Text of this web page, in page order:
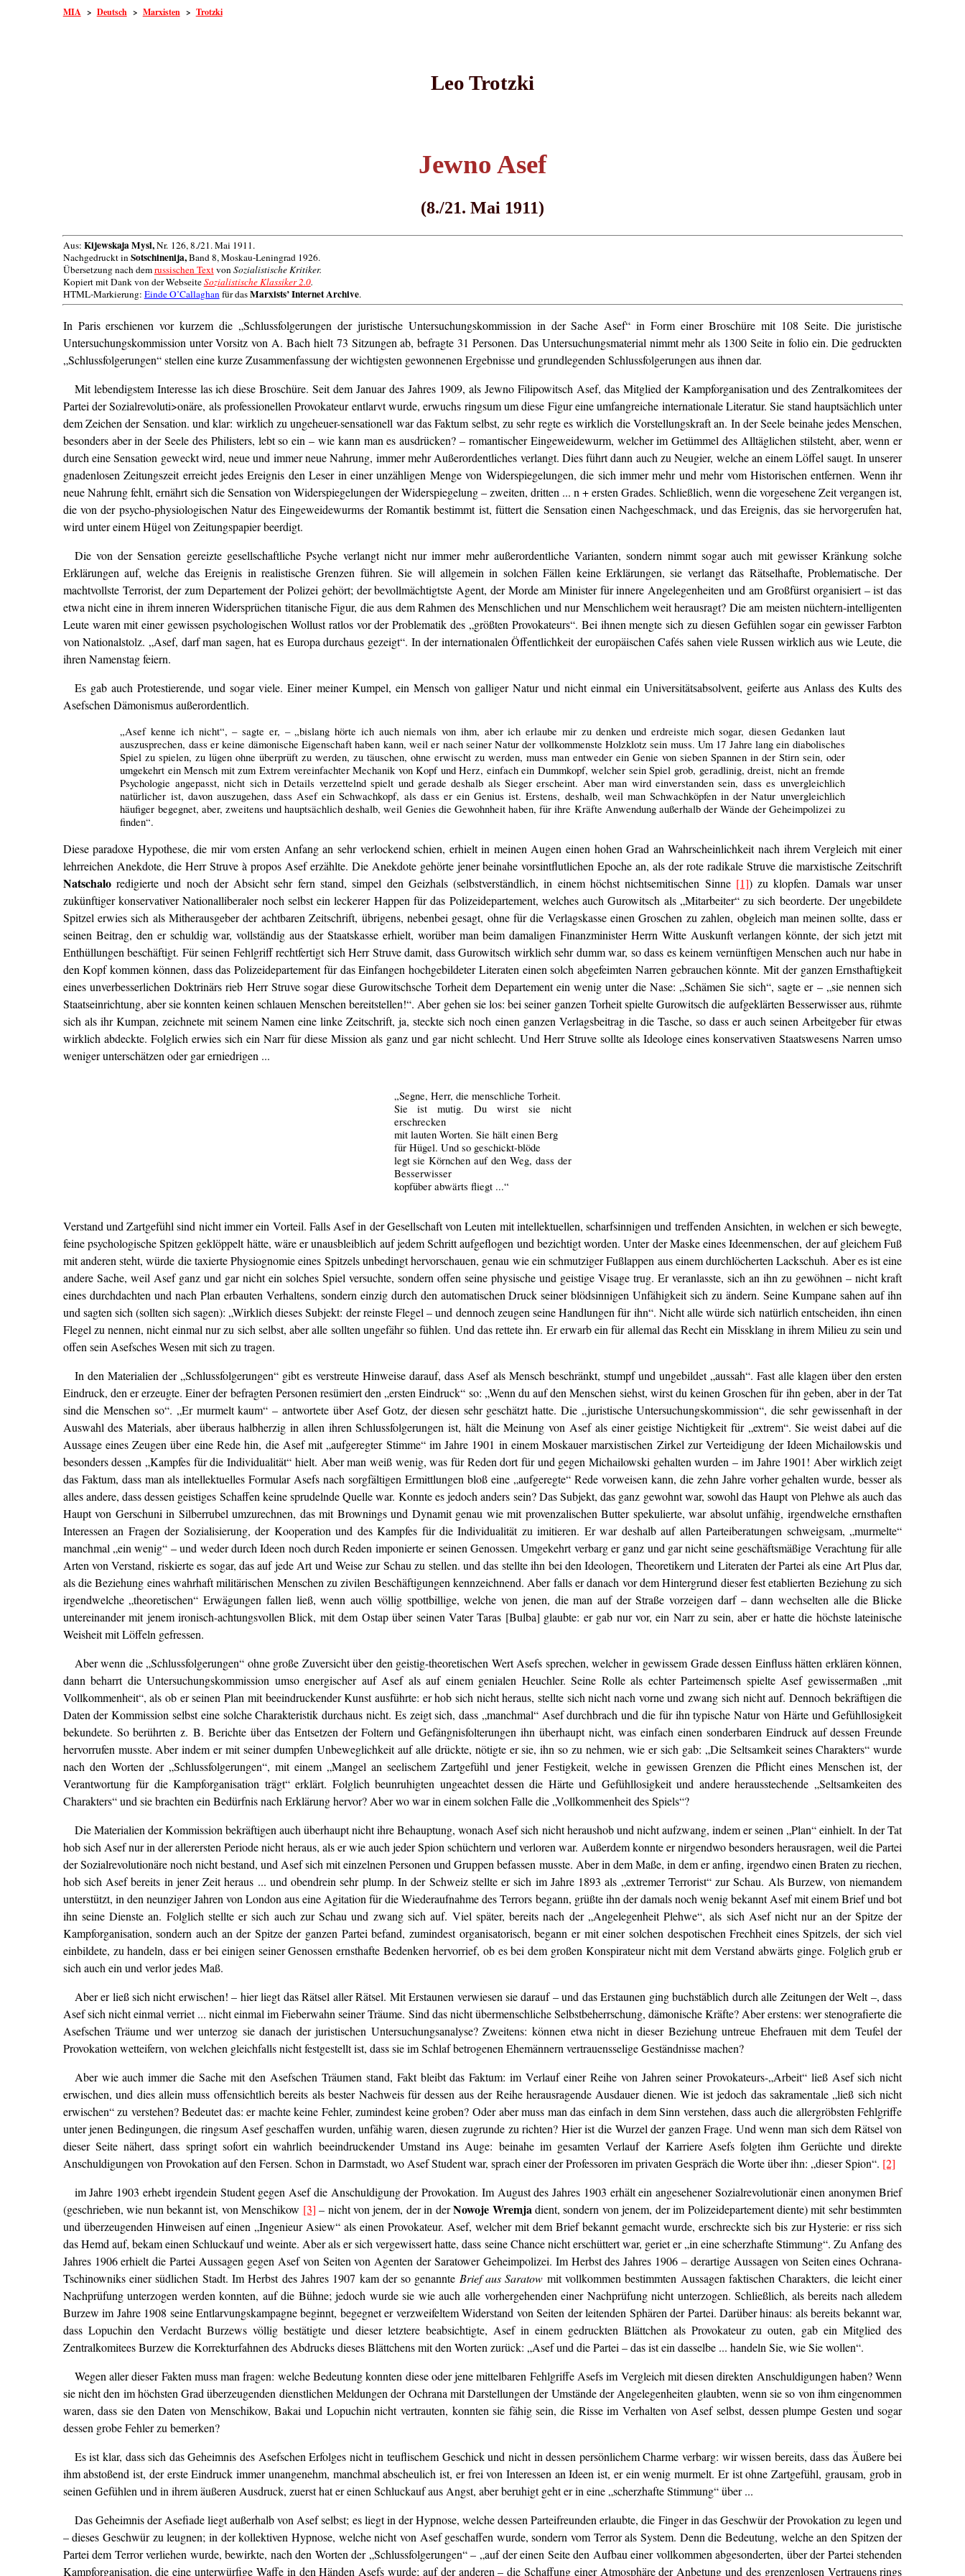
MIA > Deutsch> Marxisten> Trotzki
Leo Trotzki
Jewno Asef
(8./21. Mai 1911)
Aus: Kijewskaja Mysl,Nr. 126, 8./21. Mai 1911.
Nachgedruckt inSotschinenija,Band 8, Moskau-Leningrad 1926.
Übersetzung nach demrussischen TextvonSozialistische Kritiker.
Kopiert mit Dank von der WebseiteSozialistische Klassiker 2.0.
HTML-Markierung: Einde O’Callaghanfür dasMarxists’ Internet Archive.
In Paris erschienen vor kurzem die „Schlussfolgerungen der juristische Untersuchungskommission in der Sache Asef“ in Form einer Broschüre mit 108 Seite. Die juristische
Untersuchungskommission unter Vorsitz von A. Bach hielt 73 Sitzungen ab, befragte 31 Personen. Das Untersuchungsmaterial nimmt mehr als 1300 Seite in folio ein. Die gedruckten
„Schlussfolgerungen“ stellen eine kurze Zusammenfassung der wichtigsten gewonnenen Ergebnisse und grundlegenden Schlussfolgerungen aus ihnen dar.
Mit lebendigstem Interesse las ich diese Broschüre. Seit dem Januar des Jahres 1909, als Jewno Filipowitsch Asef, das Mitglied der Kampforganisation und des Zentralkomitees der
Partei der Sozialrevoluti>onäre, als professionellen Provokateur entlarvt wurde, erwuchs ringsum um diese Figur eine umfangreiche internationale Literatur. Sie stand hauptsächlich unter
dem Zeichen der Sensation. und klar: wirklich zu ungeheuer-sensationell war das Faktum selbst, zu sehr regte es wirklich die Vorstellungskraft an. In der Seele beinahe jedes Menschen,
besonders aber in der Seele des Philisters, lebt so ein – wie kann man es ausdrücken? – romantischer Eingeweidewurm, welcher im Getümmel des Alltäglichen stilsteht, aber, wenn er
durch eine Sensation geweckt wird, neue und immer neue Nahrung, immer mehr Außerordentliches verlangt. Dies führt dann auch zu Neugier, welche an einem Löffel saugt. In unserer
gnadenlosen Zeitungszeit erreicht jedes Ereignis den Leser in einer unzähligen Menge von Widerspiegelungen, die sich immer mehr und mehr vom Historischen entfernen. Wenn ihr
neue Nahrung fehlt, ernährt sich die Sensation von Widerspiegelungen der Widerspiegelung – zweiten, dritten ... n + ersten Grades. Schließlich, wenn die vorgesehene Zeit vergangen ist,
die von der psycho-physiologischen Natur des Eingeweidewurms der Romantik bestimmt ist, füttert die Sensation einen Nachgeschmack, und das Ereignis, das sie hervorgerufen hat,
wird unter einem Hügel von Zeitungspapier beerdigt.
Die von der Sensation gereizte gesellschaftliche Psyche verlangt nicht nur immer mehr außerordentliche Varianten, sondern nimmt sogar auch mit gewisser Kränkung solche
Erklärungen auf, welche das Ereignis in realistische Grenzen führen. Sie will allgemein in solchen Fällen keine Erklärungen, sie verlangt das Rätselhafte, Problematische. Der
machtvollste Terrorist, der zum Departement der Polizei gehört; der bevollmächtigtste Agent, der Morde am Minister für innere Angelegenheiten und am Großfürst organisiert – ist das
etwa nicht eine in ihrem inneren Widersprüchen titanische Figur, die aus dem Rahmen des Menschlichen und nur Menschlichem weit herausragt? Die am meisten nüchtern-intelligenten
Leute waren mit einer gewissen psychologischen Wollust ratlos vor der Problematik des „größten Provokateurs“. Bei ihnen mengte sich zu diesen Gefühlen sogar ein gewisser Farbton
von Nationalstolz. „Asef, darf man sagen, hat es Europa durchaus gezeigt“. In der internationalen Öffentlichkeit der europäischen Cafés sahen viele Russen wirklich aus wie Leute, die
ihren Namenstag feiern.
Es gab auch Protestierende, und sogar viele. Einer meiner Kumpel, ein Mensch von galliger Natur und nicht einmal ein Universitätsabsolvent, geiferte aus Anlass des Kults des
Asefschen Dämonismus außerordentlich.
„Asef kenne ich nicht“, – sagte er, – „bislang hörte ich auch niemals von ihm, aber ich erlaube mir zu denken und erdreiste mich sogar, diesen Gedanken laut
auszusprechen, dass er keine dämonische Eigenschaft haben kann, weil er nach seiner Natur der vollkommenste Holzklotz sein muss. Um 17 Jahre lang ein diabolisches
Spiel zu spielen, zu lügen ohne überprüft zu werden, zu täuschen, ohne erwischt zu werden, muss man entweder ein Genie von sieben Spannen in der Stirn sein, oder
umgekehrt ein Mensch mit zum Extrem vereinfachter Mechanik von Kopf und Herz, einfach ein Dummkopf, welcher sein Spiel grob, geradlinig, dreist, nicht an fremde
Psychologie angepasst, nicht sich in Details verzettelnd spielt und gerade deshalb als Sieger erscheint. Aber man wird einverstanden sein, dass es unvergleichlich
natürlicher ist, davon auszugehen, dass Asef ein Schwachkopf, als dass er ein Genius ist. Erstens, deshalb, weil man Schwachköpfen in der Natur unvergleichlich
häufiger begegnet, aber, zweitens und hauptsächlich deshalb, weil Genies die Gewohnheit haben, für ihre Kräfte Anwendung außerhalb der Wände der Geheimpolizei zu
finden“.
Diese paradoxe Hypothese, die mir vom ersten Anfang an sehr verlockend schien, erhielt in meinen Augen einen hohen Grad an Wahrscheinlichkeit nach ihrem Vergleich mit einer
lehrreichen Anekdote, die Herr Struve à propos Asef erzählte. Die Anekdote gehörte jener beinahe vorsintflutlichen Epoche an, als der rote radikale Struve die marxistische Zeitschrift
Natschaloredigierte und noch der Absicht sehr fern stand, simpel den Geizhals (selbstverständlich, in einem höchst nichtsemitischen Sinne [1]) zu klopfen. Damals war unser
zukünftiger konservativer Nationalliberaler noch selbst ein leckerer Happen für das Polizeidepartement, welches auch Gurowitsch als „Mitarbeiter“ zu sich beorderte. Der ungebildete
Spitzel erwies sich als Mitherausgeber der achtbaren Zeitschrift, übrigens, nebenbei gesagt, ohne für die Verlagskasse einen Groschen zu zahlen, obgleich man meinen sollte, dass er
seinen Beitrag, den er schuldig war, vollständig aus der Staatskasse erhielt, worüber man beim damaligen Finanzminister Herrn Witte Auskunft verlangen könnte, der sich jetzt mit
Enthüllungen beschäftigt. Für seinen Fehlgriff rechtfertigt sich Herr Struve damit, dass Gurowitsch wirklich sehr dumm war, so dass es keinem vernünftigen Menschen auch nur habe in
den Kopf kommen können, dass das Polizeidepartement für das Einfangen hochgebildeter Literaten einen solch abgefeimten Narren gebrauchen könnte. Mit der ganzen Ernsthaftigkeit
eines unverbesserlichen Doktrinärs rieb Herr Struve sogar diese Gurowitschsche Torheit dem Departement ein wenig unter die Nase: „Schämen Sie sich“, sagte er – „sie nennen sich
Staatseinrichtung, aber sie konnten keinen schlauen Menschen bereitstellen!“. Aber gehen sie los: bei seiner ganzen Torheit spielte Gurowitsch die aufgeklärten Besserwisser aus, rühmte
sich als ihr Kumpan, zeichnete mit seinem Namen eine linke Zeitschrift, ja, steckte sich noch einen ganzen Verlagsbeitrag in die Tasche, so dass er auch seinen Arbeitgeber für etwas
wirklich abdeckte. Folglich erwies sich ein Narr für diese Mission als ganz und gar nicht schlecht. Und Herr Struve sollte als Ideologe eines konservativen Staatswesens Narren umso
weniger unterschätzen oder gar erniedrigen ...
„Segne, Herr, die menschliche Torheit.
Sie ist mutig. Du wirst sie nicht
erschrecken
mit lauten Worten. Sie hält einen Berg
für Hügel. Und so geschickt-blöde
legt sie Körnchen auf den Weg, dass der
Besserwisser
kopfüber abwärts fliegt ...“
Verstand und Zartgefühl sind nicht immer ein Vorteil. Falls Asef in der Gesellschaft von Leuten mit intellektuellen, scharfsinnigen und treffenden Ansichten, in welchen er sich bewegte,
feine psychologische Spitzen geklöppelt hätte, wäre er unausbleiblich auf jedem Schritt aufgeflogen und bezichtigt worden. Unter der Maske eines Ideenmenschen, der auf gleichem Fuß
mit anderen steht, würde die taxierte Physiognomie eines Spitzels unbedingt hervorschauen, genau wie ein schmutziger Fußlappen aus einem durchlöcherten Lackschuh. Aber es ist eine
andere Sache, weil Asef ganz und gar nicht ein solches Spiel versuchte, sondern offen seine physische und geistige Visage trug. Er veranlasste, sich an ihn zu gewöhnen – nicht kraft
eines durchdachten und nach Plan erbauten Verhaltens, sondern einzig durch den automatischen Druck seiner blödsinnigen Unfähigkeit sich zu ändern. Seine Kumpane sahen auf ihn
und sagten sich (sollten sich sagen): „Wirklich dieses Subjekt: der reinste Flegel – und dennoch zeugen seine Handlungen für ihn“. Nicht alle würde sich natürlich entscheiden, ihn einen
Flegel zu nennen, nicht einmal nur zu sich selbst, aber alle sollten ungefähr so fühlen. Und das rettete ihn. Er erwarb ein für allemal das Recht ein Missklang in ihrem Milieu zu sein und
offen sein Asefsches Wesen mit sich zu tragen.
In den Materialien der „Schlussfolgerungen“ gibt es verstreute Hinweise darauf, dass Asef als Mensch beschränkt, stumpf und ungebildet „aussah“. Fast alle klagen über den ersten
Eindruck, den er erzeugte. Einer der befragten Personen resümiert den „ersten Eindruck“ so: „Wenn du auf den Menschen siehst, wirst du keinen Groschen für ihn geben, aber in der Tat
sind die Menschen so“. „Er murmelt kaum“ – antwortete über Asef Gotz, der diesen sehr geschätzt hatte. Die „juristische Untersuchungskommission“, die sehr gewissenhaft in der
Auswahl des Materials, aber überaus halbherzig in allen ihren Schlussfolgerungen ist, hält die Meinung von Asef als einer geistige Nichtigkeit für „extrem“. Sie weist dabei auf die
Aussage eines Zeugen über eine Rede hin, die Asef mit „aufgeregter Stimme“ im Jahre 1901 in einem Moskauer marxistischen Zirkel zur Verteidigung der Ideen Michailowskis und
besonders dessen „Kampfes für die Individualität“ hielt. Aber man weiß wenig, was für Reden dort für und gegen Michailowski gehalten wurden – im Jahre 1901! Aber wirklich zeigt
das Faktum, dass man als intellektuelles Formular Asefs nach sorgfältigen Ermittlungen bloß eine „aufgeregte“ Rede vorweisen kann, die zehn Jahre vorher gehalten wurde, besser als
alles andere, dass dessen geistiges Schaffen keine sprudelnde Quelle war. Konnte es jedoch anders sein? Das Subjekt, das ganz gewohnt war, sowohl das Haupt von Plehwe als auch das
Haupt von Gerschuni in Silberrubel umzurechnen, das mit Brownings und Dynamit genau wie mit provenzalischen Butter spekulierte, war absolut unfähig, irgendwelche ernsthaften
Interessen an Fragen der Sozialisierung, der Kooperation und des Kampfes für die Individualität zu imitieren. Er war deshalb auf allen Parteiberatungen schweigsam, „murmelte“
manchmal „ein wenig“ – und weder durch Ideen noch durch Reden imponierte er seinen Genossen. Umgekehrt verbarg er ganz und gar nicht seine geschäftsmäßige Verachtung für alle
Arten von Verstand, riskierte es sogar, das auf jede Art und Weise zur Schau zu stellen. und das stellte ihn bei den Ideologen, Theoretikern und Literaten der Partei als eine Art Plus dar,
als die Beziehung eines wahrhaft militärischen Menschen zu zivilen Beschäftigungen kennzeichnend. Aber falls er danach vor dem Hintergrund dieser fest etablierten Beziehung zu sich
irgendwelche „theoretischen“ Erwägungen fallen ließ, wenn auch völlig spottbillige, welche von jenen, die man auf der Straße vorzeigen darf – dann wechselten alle die Blicke
untereinander mit jenem ironisch-achtungsvollen Blick, mit dem Ostap über seinen Vater Taras [Bulba] glaubte: er gab nur vor, ein Narr zu sein, aber er hatte die höchste lateinische
Weisheit mit Löffeln gefressen.
Aber wenn die „Schlussfolgerungen“ ohne große Zuversicht über den geistig-theoretischen Wert Asefs sprechen, welcher in gewissem Grade dessen Einfluss hätten erklären können,
dann beharrt die Untersuchungskommission umso energischer auf Asef als auf einem genialen Heuchler. Seine Rolle als echter Parteimensch spielte Asef gewissermaßen „mit
Vollkommenheit“, als ob er seinen Plan mit beeindruckender Kunst ausführte: er hob sich nicht heraus, stellte sich nicht nach vorne und zwang sich nicht auf. Dennoch bekräftigen die
Daten der Kommission selbst eine solche Charakteristik durchaus nicht. Es zeigt sich, dass „manchmal“ Asef durchbrach und die für ihn typische Natur von Härte und Gefühllosigkeit
bekundete. So berührten z. B. Berichte über das Entsetzen der Foltern und Gefängnisfolterungen ihn überhaupt nicht, was einfach einen sonderbaren Eindruck auf dessen Freunde
hervorrufen musste. Aber indem er mit seiner dumpfen Unbeweglichkeit auf alle drückte, nötigte er sie, ihn so zu nehmen, wie er sich gab: „Die Seltsamkeit seines Charakters“ wurde
nach den Worten der „Schlussfolgerungen“, mit einem „Mangel an seelischem Zartgefühl und jener Festigkeit, welche in gewissen Grenzen die Pflicht eines Menschen ist, der
Verantwortung für die Kampforganisation trägt“ erklärt. Folglich beunruhigten ungeachtet dessen die Härte und Gefühllosigkeit und andere herausstechende „Seltsamkeiten des
Charakters“ und sie brachten ein Bedürfnis nach Erklärung hervor? Aber wo war in einem solchen Falle die „Vollkommenheit des Spiels“?
Die Materialien der Kommission bekräftigen auch überhaupt nicht ihre Behauptung, wonach Asef sich nicht heraushob und nicht aufzwang, indem er seinen „Plan“ einhielt. In der Tat
hob sich Asef nur in der allerersten Periode nicht heraus, als er wie auch jeder Spion schüchtern und verloren war. Außerdem konnte er nirgendwo besonders herausragen, weil die Partei
der Sozialrevolutionäre noch nicht bestand, und Asef sich mit einzelnen Personen und Gruppen befassen musste. Aber in dem Maße, in dem er anfing, irgendwo einen Braten zu riechen,
hob sich Asef bereits in jener Zeit heraus ... und obendrein sehr plump. In der Schweiz stellte er sich im Jahre 1893 als „extremer Terrorist“ zur Schau. Als Burzew, von niemandem
unterstützt, in den neunziger Jahren von London aus eine Agitation für die Wiederaufnahme des Terrors begann, grüßte ihn der damals noch wenig bekannt Asef mit einem Brief und bot
ihn seine Dienste an. Folglich stellte er sich auch zur Schau und zwang sich auf. Viel später, bereits nach der „Angelegenheit Plehwe“, als sich Asef nicht nur an der Spitze der
Kampforganisation, sondern auch an der Spitze der ganzen Partei befand, zumindest organisatorisch, begann er mit einer solchen despotischen Frechheit eines Spitzels, der sich viel
einbildete, zu handeln, dass er bei einigen seiner Genossen ernsthafte Bedenken hervorrief, ob es bei dem großen Konspirateur nicht mit dem Verstand abwärts ginge. Folglich grub er
sich auch ein und verlor jedes Maß.
Aber er ließ sich nicht erwischen! – hier liegt das Rätsel aller Rätsel. Mit Erstaunen verwiesen sie darauf – und das Erstaunen ging buchstäblich durch alle Zeitungen der Welt –, dass
Asef sich nicht einmal verriet ... nicht einmal im Fieberwahn seiner Träume. Sind das nicht übermenschliche Selbstbeherrschung, dämonische Kräfte? Aber erstens: wer stenografierte die
Asefschen Träume und wer unterzog sie danach der juristischen Untersuchungsanalyse? Zweitens: können etwa nicht in dieser Beziehung untreue Ehefrauen mit dem Teufel der
Provokation wetteifern, von welchen gleichfalls nicht festgestellt ist, dass sie im Schlaf betrogenen Ehemännern vertrauensselige Geständnisse machen?
Aber wie auch immer die Sache mit den Asefschen Träumen stand, Fakt bleibt das Faktum: im Verlauf einer Reihe von Jahren seiner Provokateurs-„Arbeit“ ließ Asef sich nicht
erwischen, und dies allein muss offensichtlich bereits als bester Nachweis für dessen aus der Reihe herausragende Ausdauer dienen. Wie ist jedoch das sakramentale „ließ sich nicht
erwischen“ zu verstehen? Bedeutet das: er machte keine Fehler, zumindest keine groben? Oder aber muss man das einfach in dem Sinn verstehen, dass auch die allergröbsten Fehlgriffe
unter jenen Bedingungen, die ringsum Asef geschaffen wurden, unfähig waren, diesen zugrunde zu richten? Hier ist die Wurzel der ganzen Frage. Und wenn man sich dem Rätsel von
dieser Seite nähert, dass springt sofort ein wahrlich beeindruckender Umstand ins Auge: beinahe im gesamten Verlauf der Karriere Asefs folgten ihm Gerüchte und direkte
Anschuldigungen von Provokation auf den Fersen. Schon in Darmstadt, wo Asef Student war, sprach einer der Professoren im privaten Gespräch die Worte über ihn: „dieser Spion“. [2]
im Jahre 1903 erhebt irgendein Student gegen Asef die Anschuldigung der Provokation. Im August des Jahres 1903 erhält ein angesehener Sozialrevolutionär einen anonymen Brief
(geschrieben, wie nun bekannt ist, von Menschikow [3] – nicht von jenem, der in derNowoje Wremjadient, sondern von jenem, der im Polizeidepartement diente) mit sehr bestimmten
und überzeugenden Hinweisen auf einen „Ingenieur Asiew“ als einen Provokateur. Asef, welcher mit dem Brief bekannt gemacht wurde, erschreckte sich bis zur Hysterie: er riss sich
das Hemd auf, bekam einen Schluckauf und weinte. Aber als er sich vergewissert hatte, dass seine Chance nicht erschüttert war, geriet er „in eine scherzhafte Stimmung“. Zu Anfang des
Jahres 1906 erhielt die Partei Aussagen gegen Asef von Seiten von Agenten der Saratower Geheimpolizei. Im Herbst des Jahres 1906 – derartige Aussagen von Seiten eines Ochrana-
Tschinowniks einer südlichen Stadt. Im Herbst des Jahres 1907 kam der so genannte Brief aus Saratow mit vollkommen bestimmten Aussagen faktischen Charakters, die leicht einer
Nachprüfung unterzogen werden konnten, auf die Bühne; jedoch wurde sie wie auch alle vorhergehenden einer Nachprüfung nicht unterzogen. Schließlich, als bereits nach alledem
Burzew im Jahre 1908 seine Entlarvungskampagne beginnt, begegnet er verzweifeltem Widerstand von Seiten der leitenden Sphären der Partei. Darüber hinaus: als bereits bekannt war,
dass Lopuchin den Verdacht Burzews völlig bestätigte und dieser letztere beabsichtigte, Asef in einem gedruckten Blättchen als Provokateur zu outen, gab ein Mitglied des
Zentralkomitees Burzew die Korrekturfahnen des Abdrucks dieses Blättchens mit den Worten zurück: „Asef und die Partei – das ist ein dasselbe ... handeln Sie, wie Sie wollen“.
Wegen aller dieser Fakten muss man fragen: welche Bedeutung konnten diese oder jene mittelbaren Fehlgriffe Asefs im Vergleich mit diesen direkten Anschuldigungen haben? Wenn
sie nicht den im höchsten Grad überzeugenden dienstlichen Meldungen der Ochrana mit Darstellungen der Umstände der Angelegenheiten glaubten, wenn sie so von ihm eingenommen
waren, dass sie den Daten von Menschikow, Bakai und Lopuchin nicht vertrauten, konnten sie fähig sein, die Risse im Verhalten von Asef selbst, dessen plumpe Gesten und sogar
dessen grobe Fehler zu bemerken?
Es ist klar, dass sich das Geheimnis des Asefschen Erfolges nicht in teuflischem Geschick und nicht in dessen persönlichem Charme verbarg: wir wissen bereits, dass das Äußere bei
ihm abstoßend ist, der erste Eindruck immer unangenehm, manchmal abscheulich ist, er frei von Interessen an Ideen ist, er ein wenig murmelt. Er ist ohne Zartgefühl, grausam, grob in
seinen Gefühlen und in ihrem äußeren Ausdruck, zuerst hat er einen Schluckauf aus Angst, aber beruhigt geht er in eine „scherzhafte Stimmung“ über ...
Das Geheimnis der Asefiade liegt außerhalb von Asef selbst; es liegt in der Hypnose, welche dessen Parteifreunden erlaubte, die Finger in das Geschwür der Provokation zu legen und
– dieses Geschwür zu leugnen; in der kollektiven Hypnose, welche nicht von Asef geschaffen wurde, sondern vom Terror als System. Denn die Bedeutung, welche an den Spitzen der
Partei dem Terror verliehen wurde, bewirkte, nach den Worten der „Schlussfolgerungen“ – „auf der einen Seite den Aufbau einer vollkommen abgesonderten, über der Partei stehenden
Kampforganisation, die eine unterwürfige Waffe in den Händen Asefs wurde; auf der anderen – die Schaffung einer Atmosphäre der Anbetung und des grenzenlosen Vertrauens rings